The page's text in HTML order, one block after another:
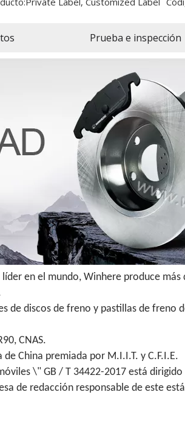
Prueba e inspección
en el mundo, Winhere produce
de discos de freno y pastillas de freno
CNAS.
China premiada por M.I.I.T. y C.F.I.E.
\" GB / T 34422-2017 está
de redacción responsable de este